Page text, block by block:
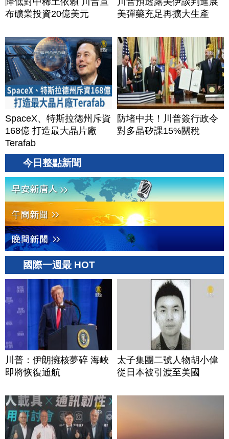
布礦業投資20億美元
美彈藥充足再擴大生產
SpaceX、特斯拉德州斥資
168億 打造最大晶片廠
Terafab
防堵中共！川普簽行政令
對多晶矽課15%關稅
今日整點新聞
國際一週最 HOT
川普：伊朗擁核夢碎 海峽
即將恢復通航
太子集團二號人物胡小偉
從日本被引渡至美國